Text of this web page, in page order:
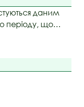
даним
періоду, що